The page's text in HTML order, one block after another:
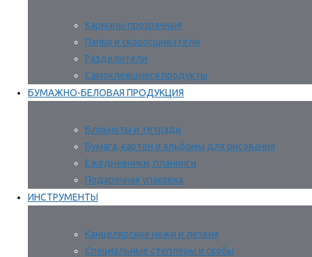
Карманы прозрачные
Папки и скоросшиватели
Разделители
Самоклеящиеся продукты
БУМАЖНО-БЕЛОВАЯ ПРОДУКЦИЯ
Блокноты и тетради
Бумага, картон и альбомы для рисования
Ежедневники, планинги
Подарочная упаковка
ИНСТРУМЕНТЫ
Канцелярские ножи и лезвия
Специальные степлеры и скобы